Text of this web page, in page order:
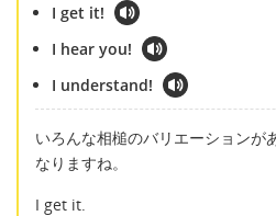
I get it!
I hear you!
I understand!
いろんな相槌のバリエーションが
なりますね。
I get it.